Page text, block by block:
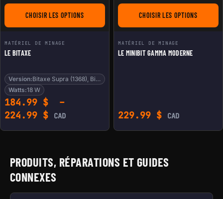
CHOISIR LES OPTIONS
POUR LE BITAXE
MATÉRIEL DE MINAGE
LE BITAXE
Version:
Bitaxe Supra (1368), Bitaxe Gamma (1370)
Watts:18 W
184.99 $
–
224.99 $Plage de prix : 184.99 $ à
CAD
CHOISIR LES OPTIONS
POUR LE MINIBIT
MATÉRIEL DE MINAGE
LE MINIBIT GAMMA MODERNE
229.99 $ CAD
PRODUITS, RÉPARATIONS ET GUIDES
CONNEXES